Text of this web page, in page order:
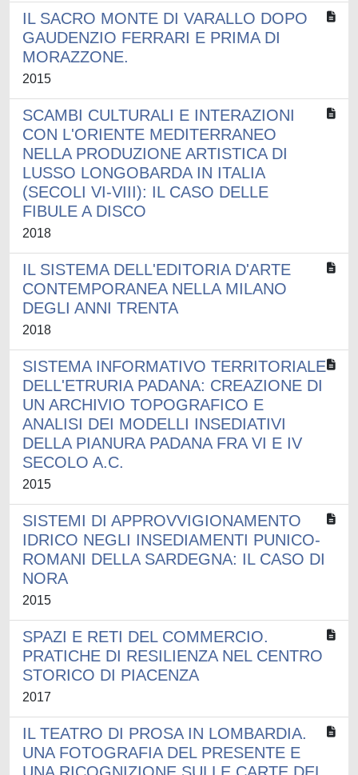
IL SACRO MONTE DI VARALLO DOPO
GAUDENZIO FERRARI E PRIMA DI
MORAZZONE.
2015
SCAMBI CULTURALI E INTERAZIONI
CON L'ORIENTE MEDITERRANEO
NELLA PRODUZIONE ARTISTICA DI
LUSSO LONGOBARDA IN ITALIA
(SECOLI VI-VIII): IL CASO DELLE
FIBULE A DISCO
2018
IL SISTEMA DELL'EDITORIA D'ARTE
CONTEMPORANEA NELLA MILANO
DEGLI ANNI TRENTA
2018
SISTEMA INFORMATIVO TERRITORIALE
DELL'ETRURIA PADANA: CREAZIONE DI
UN ARCHIVIO TOPOGRAFICO E
ANALISI DEI MODELLI INSEDIATIVI
DELLA PIANURA PADANA FRA VI E IV
SECOLO A.C.
2015
SISTEMI DI APPROVVIGIONAMENTO
IDRICO NEGLI INSEDIAMENTI PUNICO-
ROMANI DELLA SARDEGNA: IL CASO DI
NORA
2015
SPAZI E RETI DEL COMMERCIO.
PRATICHE DI RESILIENZA NEL CENTRO
STORICO DI PIACENZA
2017
IL TEATRO DI PROSA IN LOMBARDIA.
UNA FOTOGRAFIA DEL PRESENTE E